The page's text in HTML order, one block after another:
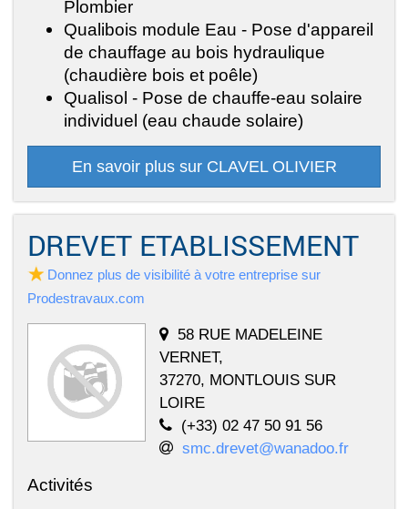
Plombier
Qualibois module Eau - Pose d'appareil
de chauffage au bois hydraulique
(chaudière bois et poêle)
Qualisol - Pose de chauffe-eau solaire
individuel (eau chaude solaire)
En savoir plus sur CLAVEL OLIVIER
DREVET ETABLISSEMENT
Donnez plus de visibilité à votre entreprise sur
Prodestravaux.com
58 RUE MADELEINE
VERNET,
37270, MONTLOUIS SUR
LOIRE
(+33) 02 47 50 91 56
smc.drevet@wanadoo.fr
Activités